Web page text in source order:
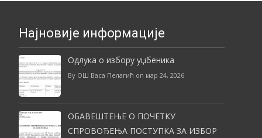
Најновије информације
Одлука о избору уџбеника
By ОШ Васа Пелагић on мар 24, 2026
ОБАВЕШТЕЊЕ О ПОЧЕТКУ
СПРОВОЂЕЊА ПОСТУПКА ЗА ИЗБОР